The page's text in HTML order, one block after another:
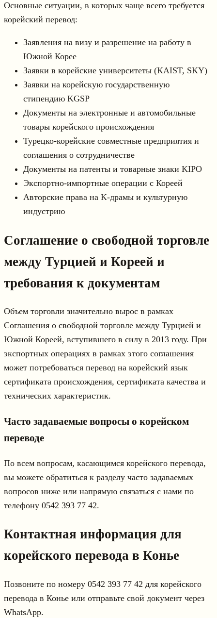
Основные ситуации, в которых чаще всего требуется
корейский перевод:
Заявления на визу и разрешение на работу в
Южной Корее
Заявки в корейские университеты (KAIST, SKY)
Заявки на корейскую государственную
стипендию KGSP
Документы на электронные и автомобильные
товары корейского происхождения
Турецко-корейские совместные предприятия и
соглашения о сотрудничестве
Документы на патенты и товарные знаки KIPO
Экспортно-импортные операции с Кореей
Авторские права на K-драмы и культурную
индустрию
Соглашение о свободной торговле
между Турцией и Кореей и
требования к документам
Объем торговли значительно вырос в рамках
Соглашения о свободной торговле между Турцией и
Южной Кореей, вступившего в силу в 2013 году. При
экспортных операциях в рамках этого соглашения
может потребоваться перевод на корейский язык
сертификата происхождения, сертификата качества и
технических характеристик.
Часто задаваемые вопросы о корейском
переводе
По всем вопросам, касающимся корейского перевода,
вы можете обратиться к разделу часто задаваемых
вопросов ниже или напрямую связаться с нами по
телефону 0542 393 77 42.
Контактная информация для
корейского перевода в Конье
Позвоните по номеру 0542 393 77 42 для корейского
перевода в Конье или отправьте свой документ через
WhatsApp.